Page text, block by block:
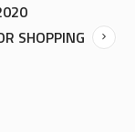
SHOPPING